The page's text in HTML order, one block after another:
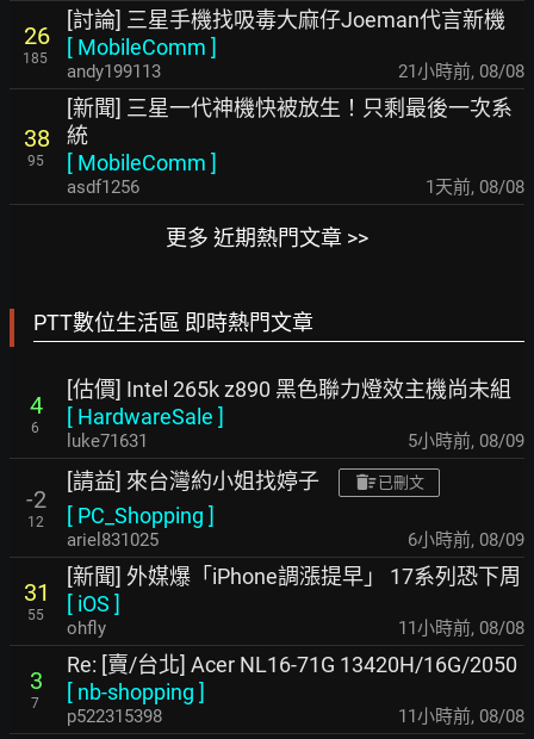
26
185
[討論] 三星手機找吸毒大麻仔Joeman代言新機
[ MobileComm ]
andy199113 21小時前, 08/08
38
95
[新聞] 三星一代神機快被放生！只剩最後一次系
統
[ MobileComm ]
asdf1256 1天前, 08/08
更多 近期熱門文章 >>
PTT數位生活區 即時熱門文章
4
6
[估價] Intel 265k z890 黑色聯力燈效主機尚未組
[ HardwareSale ]
luke71631 5小時前, 08/09
-2
12
[請益] 來台灣約小姐找婷子 已刪文
[ PC_Shopping ]
ariel831025 6小時前, 08/09
31
55
[新聞] 外媒爆「iPhone調漲提早」 17系列恐下周
[ iOS ]
ohfly 11小時前, 08/08
3
7
Re: [賣/台北] Acer NL16-71G 13420H/16G/2050
[ nb-shopping ]
p522315398 11小時前, 08/08